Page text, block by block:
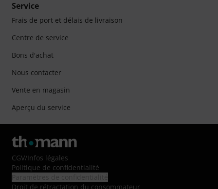
Service
Frais de port et délais de livraison
Centre de service
Bons d'achat
Nous contacter
Vente en magasin
Aperçu du service
CGV/Infos légales
Politique de confidentialité
Droit de rétractation du consommateur